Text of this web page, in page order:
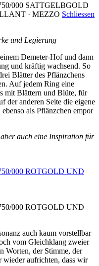
000 SATTGELBGOLD
· MEZZO Schliessen
und Legierung
Demeter-Hof und dann
und kräftig wachsend. So
Blätter des Pflänzchens
Auf jedem Ring eine
mit Blättern und Blüte, für
der anderen Seite die eigene
als Pflänzchen empor
auch eine Inspiration für
000 ROTGOLD UND
000 ROTGOLD UND
auch kaum vorstellbar
vom Gleichklang zweier
Worten, der Stimme, der
wieder aufrichten, dass wir